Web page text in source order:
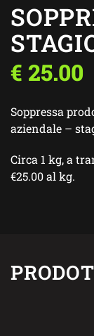
€ 25.00
Soppressa
aziendale –
Circa 1 kg, a
€25.00 al kg.